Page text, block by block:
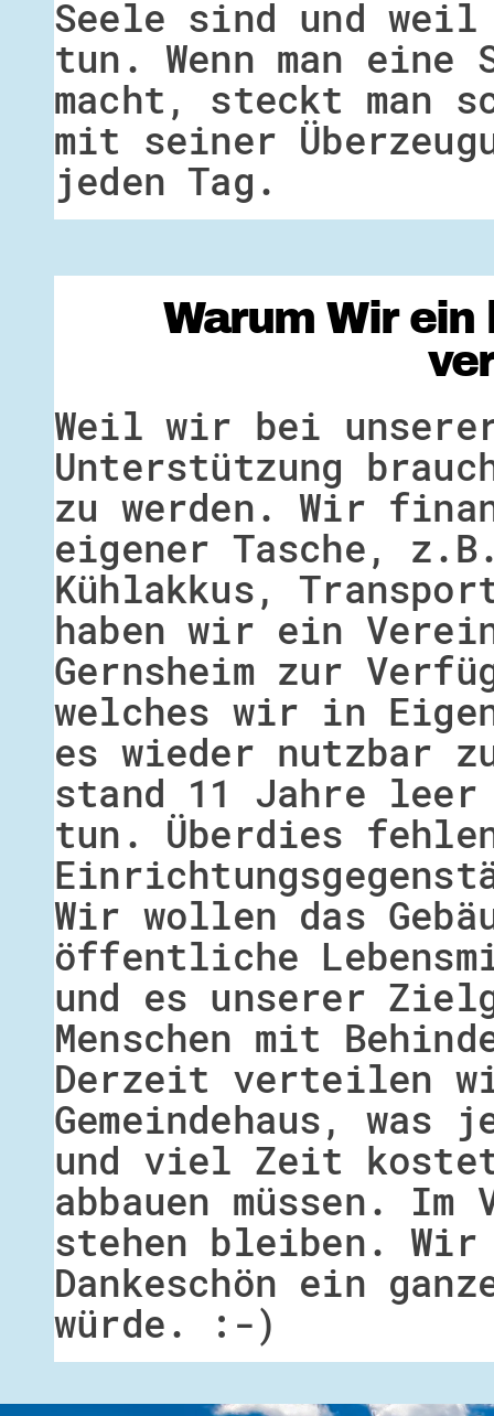
Seele sind und
tun. Wenn man eine
macht, steckt man
mit seiner
jeden Tag.
Warum Wir
Weil wir bei
Unterstützung
zu werden. Wir
eigener Tasche,
Kühlakkus,
haben wir ein
Gernsheim zur
welches wir in
es wieder nutzbar zu
stand 11 Jahre
tun. Überdies
Wir wollen das
öffentliche
und es unserer
Menschen mit
Derzeit verteilen
Gemeindehaus, was
und viel Zeit
abbauen müssen.
stehen bleiben. Wir
Dankeschön ein
würde. :-)